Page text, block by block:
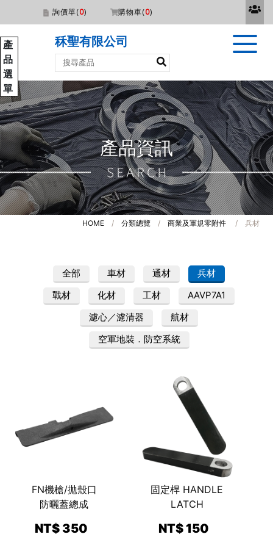
詢價單(0) 購物車(0)
秝聖有限公司
產品資訊
HOME/ 分類總覽/ 商業及軍規零附件/ 兵材
產
品
選
單
全部 車材 通材
兵材
戰材
化材 工材
AAVP7A1
濾心／濾清器
航材
空軍地裝．防空系統
FN機槍/拋殼口
防曬蓋總成
NT$ 350
固定桿 HANDLE
LATCH
NT$ 150